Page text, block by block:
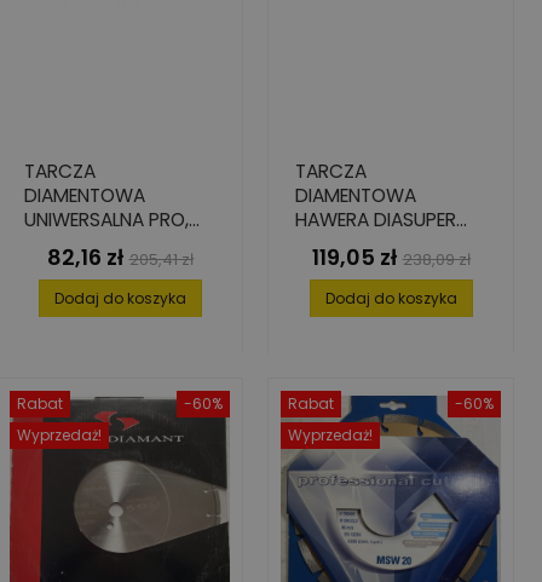
TARCZA
DIAMENTOWA
UNIWERSALNA PRO,
230 MM X 22.2 MM X
2.4 MM X 8 MM
Cena
82,16 zł Cena
podstawowa
205,41 zł
Dodaj do koszyka
TARCZA
DIAMENTOWA
HAWERA DIASUPER
LASER 115 X 22,2 X 2,0
MM
Cena
119,05 zł Cena
podstawowa
238,09 zł
Dodaj do koszyka
-60%
Rabat
Wyprzedaż!
-60%
Rabat
Wyprzedaż!